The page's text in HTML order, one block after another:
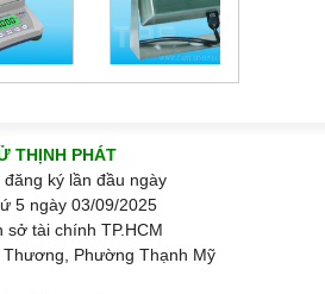
THỊNH PHÁT
đăng ký lần đầu ngày
5 ngày 03/09/2025
sở tài chính TP.HCM
Phường Thạnh Mỹ